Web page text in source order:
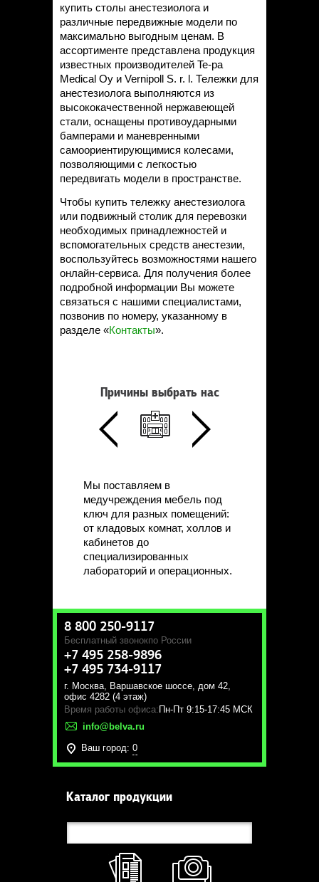
купить столы анестезиолога и
различные передвижные модели по
максимально выгодным ценам. В
ассортименте представлена продукция
известных производителей Te-pa
Medical Oy и Vernipoll S. r. l. Тележки для
анестезиолога выполняются из
высококачественной нержавеющей
стали, оснащены противоударными
бамперами и маневренными
самоориентирующимися колесами,
позволяющими с легкостью
передвигать модели в пространстве.
Чтобы купить тележку анестезиолога
или подвижный столик для перевозки
необходимых принадлежностей и
вспомогательных средств анестезии,
воспользуйтесь возможностями нашего
онлайн-сервиса. Для получения более
подробной информации Вы можете
связаться с нашими специалистами,
позвонив по номеру, указанному в
разделе «Контакты».
Причины выбрать нас
Мы поставляем в
медучреждения мебель под
ключ для разных помещений:
от кладовых комнат, холлов и
кабинетов до
специализированных
лабораторий и операционных.
8 800 250-9117
Бесплатный звонокпо России
+7 495 258-9896
+7 495 734-9117
г. Москва, Варшавское шоссе, дом 42,
офис 4282 (4 этаж)
Время работы офиса: Пн-Пт 9:15-17:45 МСК
info@belva.ru
Ваш город: 0
Каталог продукции